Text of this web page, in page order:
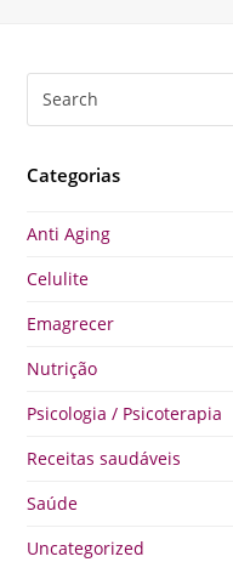
Categorias
Anti Aging
Celulite
Emagrecer
Nutrição
Psicologia / Psicoterapia
Receitas saudáveis
Saúde
Uncategorized